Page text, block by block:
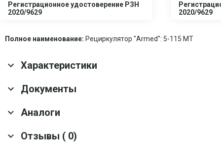
Регистрационное удостоверение РЗН
2020/9629
2020/9629
Полное наименование: Рециркулятор "Armed": 5-115 МТ
Характеристики
Основные характеристики
Гарантия
Документы
Скачать все документы
Аналоги
Рециркулятор бактерицидный Армед 3-115
Отзывы ( 0)